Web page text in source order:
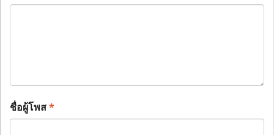
ชื่อผู้โพส*